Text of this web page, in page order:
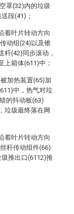
罩(32)内的垃圾
段(41)；
着叶片转动方向
动组(24)以及锥
杆(42)同步滚动，
上箱体(611)中；
加热装置(65)加
中，热气对垃
的抖动板(63)
垃圾最终落在网
着叶片转动方向
杆传动组件(66)
推出口(6112)推